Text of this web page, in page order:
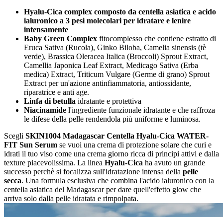
Hyalu-Cica complex composto da centella asiatica e acido
ialuronico a 3 pesi molecolari per idratare e lenire
intensamente
Baby Green Complex fitocomplesso che contiene estratto di
Eruca Sativa (Rucola), Ginko Biloba, Camelia sinensis (tè
verde), Brassica Oleracea Italica (Broccoli) Sprout Extract,
Camellia Japonica Leaf Extract, Medicago Sativa (Erba
medica) Extract, Triticum Vulgare (Germe di grano) Sprout
Extract per un'azione antinfiammatoria, antiossidante,
riparatrice e anti age.
Linfa di betulla idratante e protettiva
Niacinamide l'ingrediente funzionale idratante e che raffroza
le difese della pelle rendendola più uniforme e luminosa.
Scegli SKIN1004 Madagascar Centella Hyalu-Cica WATER-
FIT Sun Serum se vuoi una crema di protezione solare che curi e
idrati il tuo viso come una crema giorno ricca di principi attivi e dalla
texture piacevolissima. La linea Hyalu-Cica ha avuto un grande
successo perchè si focalizza sull'idratazione intensa della pelle
secca. Una formula esclusiva che combina l'acido ialuronico con la
centella asiatica del Madagascar per dare quell'effetto glow che
arriva solo dalla pelle idratata e rimpolpata.